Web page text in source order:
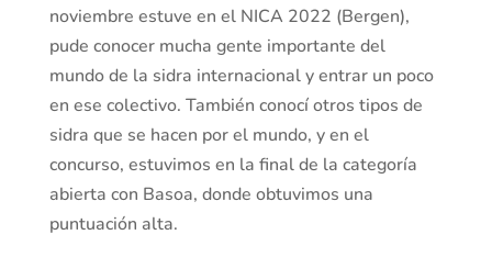
noviembre estuve en el NICA 2022 (Bergen),
pude conocer mucha gente importante del
mundo de la sidra internacional y entrar un poco
en ese colectivo. También conocí otros tipos de
sidra que se hacen por el mundo, y en el
concurso, estuvimos en la final de la categoría
abierta con Basoa, donde obtuvimos una
puntuación alta.